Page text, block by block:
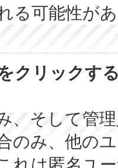
る可能性が
クリックす
、そして管
のみ、他の